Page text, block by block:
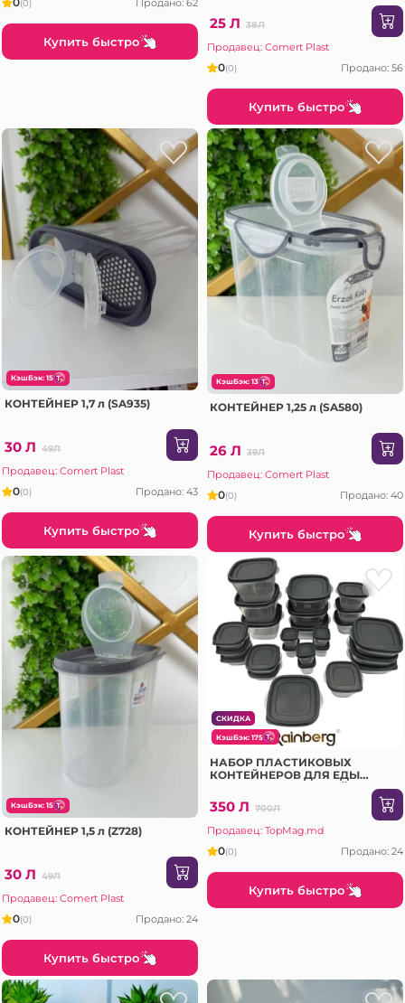
(0) Продано: 62
Купить быстро
25 Л 38Л
Продавец: Comert Plast
0(0) Продано: 56
Купить быстро
КэшБэк: 15
КОНТЕЙНЕР 1,7 л (SA935)
30 Л 49Л
Продавец: Comert Plast
0(0) Продано: 43
Купить быстро
КэшБэк: 13
КОНТЕЙНЕР 1,25 л (SA580)
26 Л 39Л
Продавец: Comert Plast
0(0) Продано: 40
Купить быстро
КэшБэк: 15
КОНТЕЙНЕР 1,5 л (Z728)
30 Л 49Л
Продавец: Comert Plast
0(0) Продано: 24
Купить быстро
СКИДКА
КэшБэк: 175
НАБОР ПЛАСТИКОВЫХ
КОНТЕЙНЕРОВ ДЛЯ ЕДЫ
RAINBERG 50 ДЕТАЛИЙ (FS306)
350 Л 700Л
Продавец: TopMag.md
0(0) Продано: 24
Купить быстро